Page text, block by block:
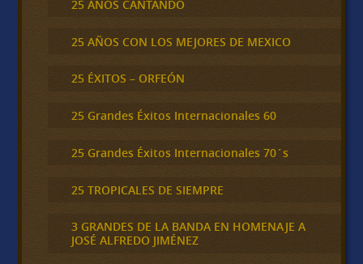
25 AÑOS CANTANDO
25 AÑOS CON LOS MEJORES DE MEXICO
25 ÉXITOS – ORFEÓN
25 Grandes Éxitos Internacionales 60
25 Grandes Éxitos Internacionales 70´s
25 TROPICALES DE SIEMPRE
3 GRANDES DE LA BANDA EN HOMENAJE A
JOSÉ ALFREDO JIMÉNEZ